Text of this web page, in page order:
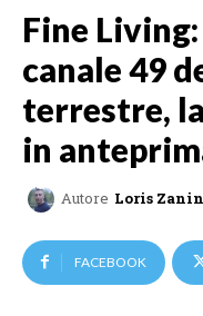
Fine
canale 49
terrestre,
in
Autore Loris
FACEBOOK